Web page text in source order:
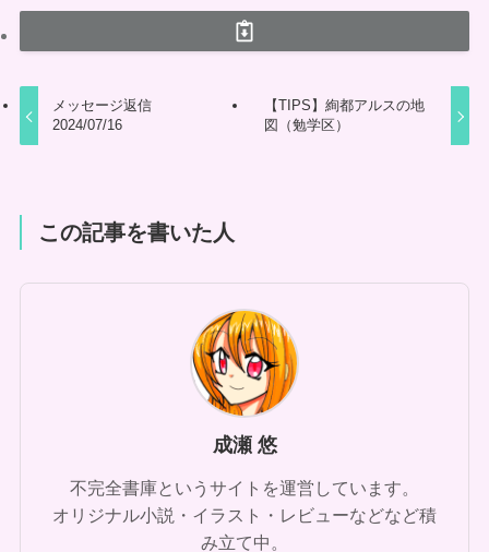
メッセージ返信
2024/07/16
【TIPS】絢都アルスの地
図（勉学区）
この記事を書いた人
成瀬 悠
不完全書庫というサイトを運営しています。
オリジナル小説・イラスト・レビューなどなど積
み立て中。